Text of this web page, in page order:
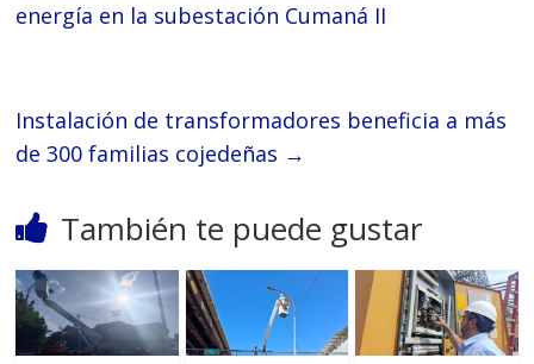
energía en la subestación Cumaná II
Instalación de transformadores beneficia a más
de 300 familias cojedeñas →
También te puede gustar